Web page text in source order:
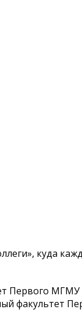
куда
Первого
факультет